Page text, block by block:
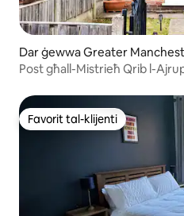
Dar ġewwa Greater
Post għall-Mistrieħ Qrib l-
Favorit tal-klijenti
Favorit tal-klijenti